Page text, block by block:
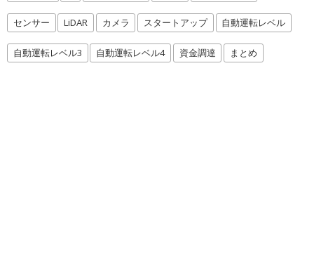
センサー LiDAR カメラ スタートアップ 自動運転レベル
自動運転レベル3 自動運転レベル4 資金調達 まとめ